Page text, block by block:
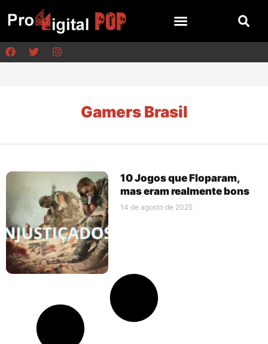
Gamers Brasil
10 Jogos que Floparam,
mas eram realmente bons
14 de agosto de 2025